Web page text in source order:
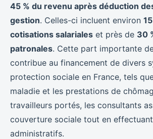
45 % du revenu après déduction
gestion. Celles-ci incluent environ
cotisations salariales et près de 30
patronales. Cette part importante
contribue au financement de divers
protection sociale en France, tels
maladie et les prestations de
travailleurs portés, les consultants
couverture sociale tout en
administratifs.